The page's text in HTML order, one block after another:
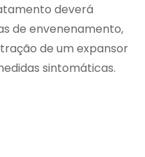
deverá
de envenenamento,
de um expansor
sintomáticas.